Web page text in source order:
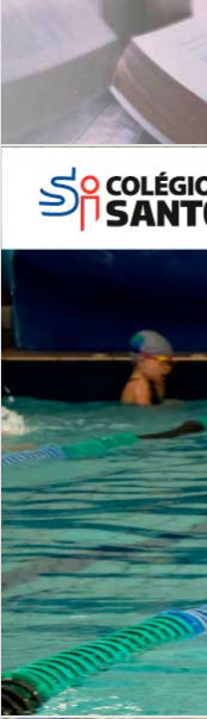
Leituras Literárias
6º AO 9º
Inglês: